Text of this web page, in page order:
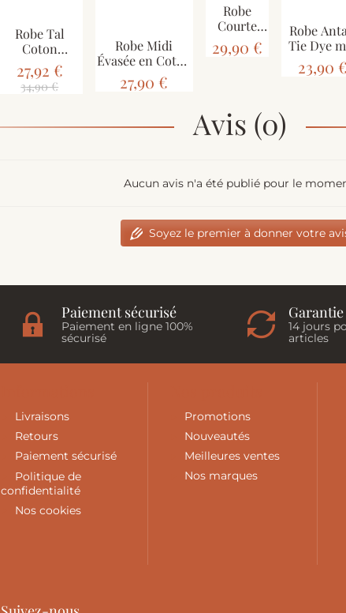
Robe Tal
Coton
Popeline
Imprimé
Ethnique Vert
27,92 €
34,90 €
Robe Midi
Évasée en Coton
"Rythme
Bohème" -
27,90 €
Robe
Courte
Wadini
Imprimé
29,90 €
Robe
Tie Dye
manches
39 Rouge et
23,90 €
Avis (0)
Aucun avis n'a été publié pour le
Soyez le premier à donner votre
Paiement sécurisé
Paiement en ligne 100%
sécurisé
14 jours
articles
Livraisons
Retours
Paiement sécurisé
Politique de
confidentialité
Nos cookies
Promotions
Nouveautés
Meilleures ventes
Nos marques